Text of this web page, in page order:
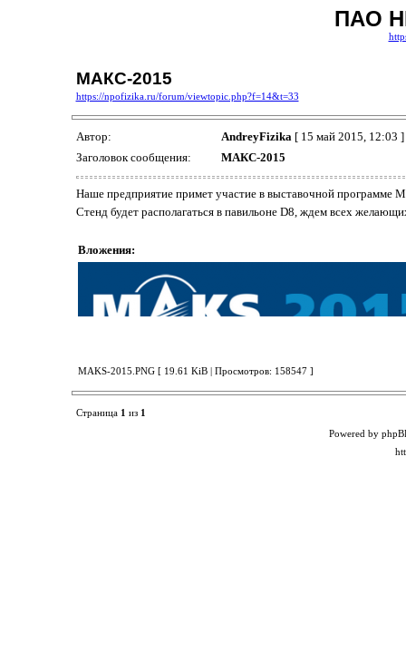
ПАО
МАКС-2015
https://npofizika.ru/forum/viewtopic.php?f=14&t=33
Автор: AndreyFizika[ 15 май 2015, 12:03 ]
Заголовок сообщения:
МАКС-2015
Наше предприятие примет участие в выставочной программе
Стенд будет располагаться в павильоне D8, ждем всех
Вложения:
MAKS-2015.PNG [ 19.61 KiB | Просмотров: 158547 ]
Страница 1 из 1
Powered by